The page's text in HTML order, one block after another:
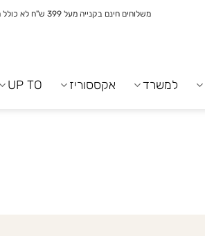
משלוחים חינם בקנייה מעל 399 ש"ח לא כולל ריהוט
למשרד אקססוריז UP TO